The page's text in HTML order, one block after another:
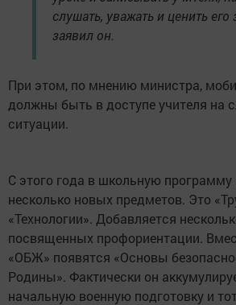
слушать, уважать и ценить его
заявил он.
При этом, по мнению министра,
должны быть в доступе учителя на
ситуации.
С этого года в школьную
несколько новых предметов. Это
«Технологии». Добавляется
посвященных профориентации.
«ОБЖ» появятся «Основы
Родины». Фактически он
начальную военную подготовку и